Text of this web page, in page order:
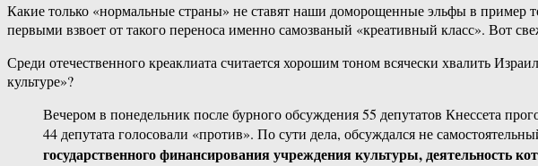
Какие только «нормальные страны» не ставят наши доморощенные эльфы в пример
первыми взвоет от такого переноса именно самозваный «креативный класс». Вот
Среди отечественного креаклиата считается хорошим тоном всячески хвалить
культуре»?
Вечером в понедельник после бурного обсуждения 55 депутатов Кнессета
44 депутата голосовали «против». По сути дела, обсуждался не
государственного финансирования учреждения культуры, деятельность